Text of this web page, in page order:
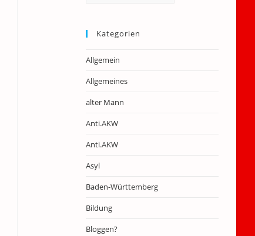
Kategorien
Allgemein
Allgemeines
alter Mann
Anti.AKW
Anti.AKW
Asyl
Baden-Württemberg
Bildung
Bloggen?